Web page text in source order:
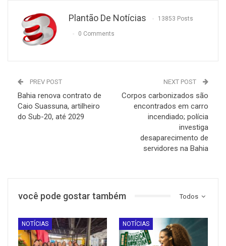
Plantão De Notícias 13853 Posts
0 Comments
PREV POST
Bahia renova contrato de
Caio Suassuna, artilheiro
do Sub-20, até 2029
NEXT POST
Corpos carbonizados são
encontrados em carro
incendiado; polícia
investiga
desaparecimento de
servidores na Bahia
Todos
você pode gostar também
NOTÍCIAS NOTÍCIAS